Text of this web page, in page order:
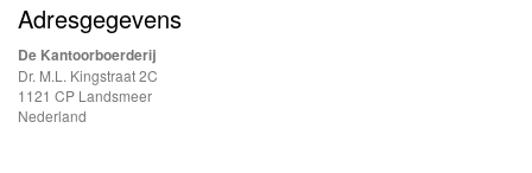
Adresgegevens
De Kantoorboerderij
Dr. M.L. Kingstraat 2C
1121 CP Landsmeer
Nederland